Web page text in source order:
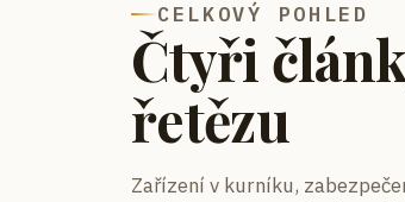
CELKOVÝ POHLED
Čtyři
řetězu
Zařízení v kurníku,